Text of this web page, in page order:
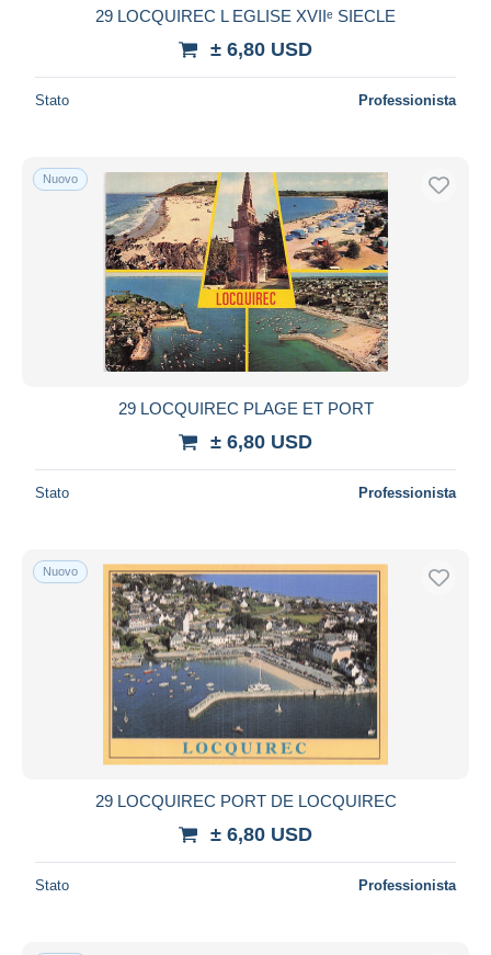
29 LOCQUIREC L EGLISE XVIIᵉ SIECLE
± 6,80 USD
Stato Professionista
Nuovo
29 LOCQUIREC PLAGE ET PORT
± 6,80 USD
Stato Professionista
Nuovo
29 LOCQUIREC PORT DE LOCQUIREC
± 6,80 USD
Stato Professionista